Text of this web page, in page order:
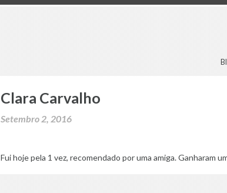
Clara Carvalho
Setembro 2, 2016
Fui hoje pela 1 vez, recomendado por uma amiga. Ganharam